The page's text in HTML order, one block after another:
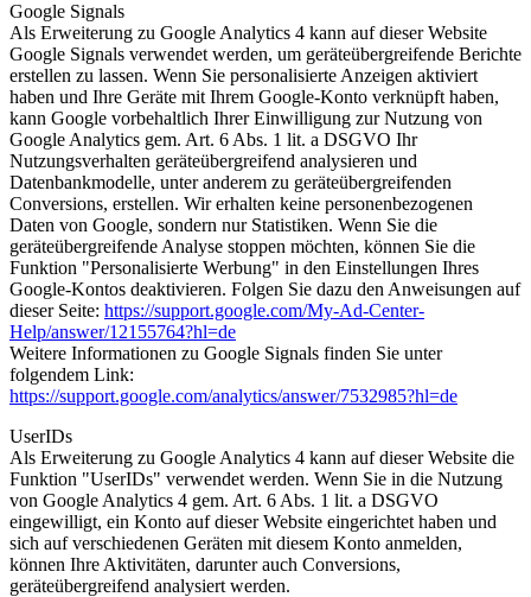
Google Signals
Als Erweiterung zu Google Analytics 4 kann auf dieser Website
Google Signals verwendet werden, um geräteübergreifende Berichte
erstellen zu lassen. Wenn Sie personalisierte Anzeigen aktiviert
haben und Ihre Geräte mit Ihrem Google-Konto verknüpft haben,
kann Google vorbehaltlich Ihrer Einwilligung zur Nutzung von
Google Analytics gem. Art. 6 Abs. 1 lit. a DSGVO Ihr
Nutzungsverhalten geräteübergreifend analysieren und
Datenbankmodelle, unter anderem zu geräteübergreifenden
Conversions, erstellen. Wir erhalten keine personenbezogenen
Daten von Google, sondern nur Statistiken. Wenn Sie die
geräteübergreifende Analyse stoppen möchten, können Sie die
Funktion "Personalisierte Werbung" in den Einstellungen Ihres
Google-Kontos deaktivieren. Folgen Sie dazu den Anweisungen auf
dieser Seite: https://support.google.com/My-Ad-Center-
Help/answer/12155764?hl=de
Weitere Informationen zu Google Signals finden Sie unter
folgendem Link:
https://support.google.com/analytics/answer/7532985?hl=de
UserIDs
Als Erweiterung zu Google Analytics 4 kann auf dieser Website die
Funktion "UserIDs" verwendet werden. Wenn Sie in die Nutzung
von Google Analytics 4 gem. Art. 6 Abs. 1 lit. a DSGVO
eingewilligt, ein Konto auf dieser Website eingerichtet haben und
sich auf verschiedenen Geräten mit diesem Konto anmelden,
können Ihre Aktivitäten, darunter auch Conversions,
geräteübergreifend analysiert werden.